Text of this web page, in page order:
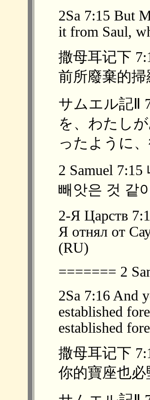
2Sa 7:15 But
it from Saul,
撒母耳记下
前所廢棄的掃
サムエル記Ⅱ
を、わたし
ったように
2 Samuel
빼앗은 것 같
2-Я Царств
Я отнял от
(RU)
======= 2
2Sa 7:16 And
established
established
撒母耳记下
你的寶座也